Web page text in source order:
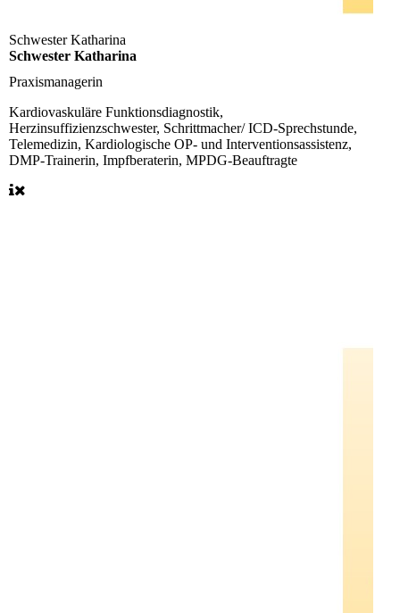
Schwester Katharina
Schwester Katharina
Praxismanagerin
Kardiovaskuläre Funktionsdiagnostik,
Herzinsuffizienzschwester, Schrittmacher/ ICD-Sprechstunde,
Telemedizin, Kardiologische OP- und Interventionsassistenz,
DMP-Trainerin, Impfberaterin, MPDG-Beauftragte